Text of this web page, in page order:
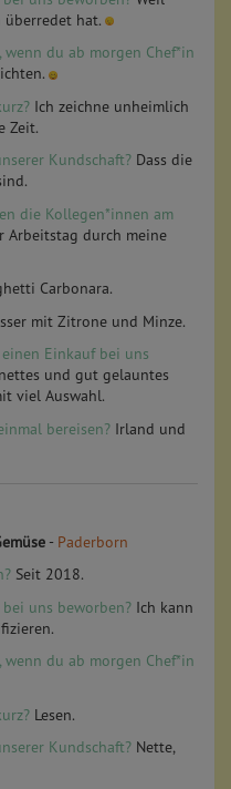
überredet hat.
du ab morgen Chef*in
Ich zeichne unheimlich
Zeit.
Kundschaft? Dass die
die Kollegen*innen am
Arbeitstag durch meine
Carbonara.
mit Zitrone und Minze.
Einkauf bei uns
und gut gelauntes
viel Auswahl.
bereisen? Irland und
- Paderborn
Seit 2018.
uns beworben? Ich kann
du ab morgen Chef*in
Lesen.
Kundschaft? Nette,